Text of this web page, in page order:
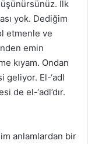
İlk
yok. Dediğim
etmenle ve
emin
kıyam. Ondan
geliyor. El-‘adl
de el-‘adl’dır.
anlamlardan bir